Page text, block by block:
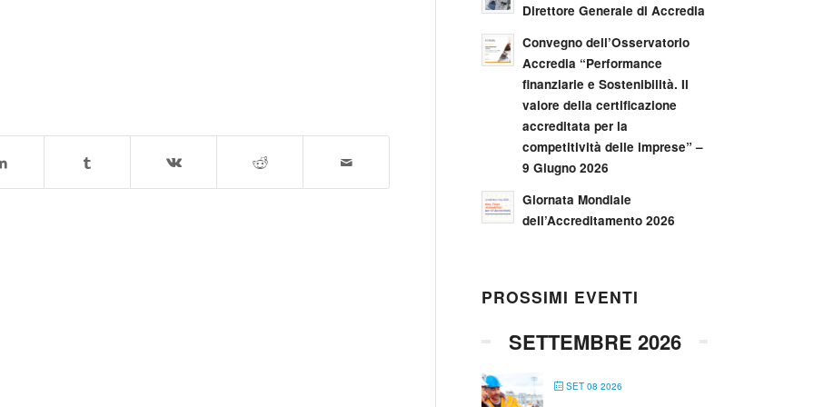
Direttore Generale di Accredia
Convegno dell’Osservatorio
Accredia “Performance
finanziarie e Sostenibilità. Il
valore della certificazione
accreditata per la
competitività delle imprese” –
9 Giugno 2026
Giornata Mondiale
dell’Accreditamento 2026
PROSSIMI EVENTI
SETTEMBRE 2026
SET 08 2026